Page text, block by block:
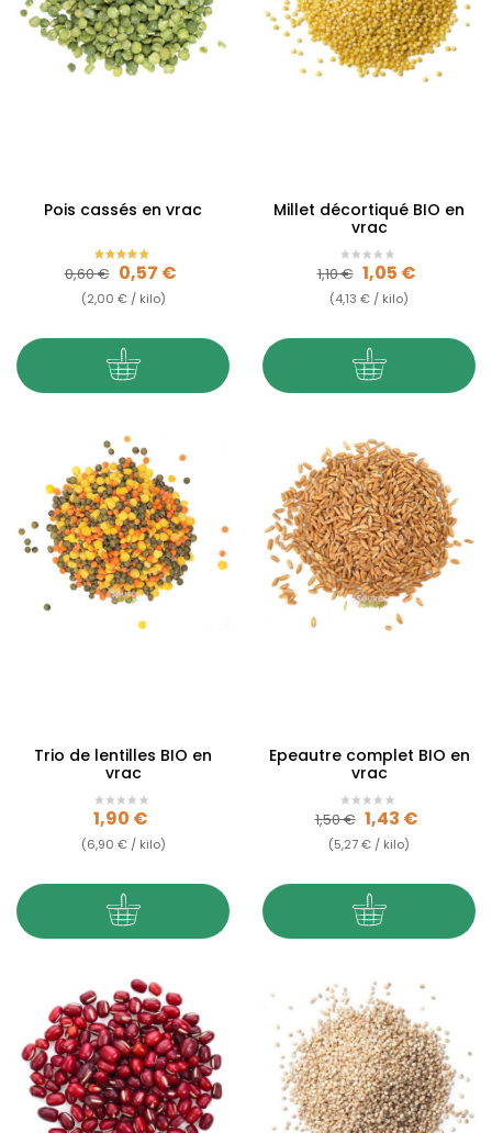
Pois cassés en vrac
Prix de base
0,60 € Prix
0,57 €
(2,00 € / kilo)
Millet décortiqué BIO en
vrac
Prix de base
1,10 € Prix
1,05 €
(4,13 € / kilo)
Trio de lentilles BIO en
vrac
Prix
1,90 €
(6,90 € / kilo)
Epeautre complet BIO en
vrac
Prix de base
1,50 € Prix
1,43 €
(5,27 € / kilo)